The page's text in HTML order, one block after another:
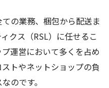
の業務、梱包から配送ま
クス（RSL）に任せるこ
運営において多くを占め
トやネットショップの負
のです。